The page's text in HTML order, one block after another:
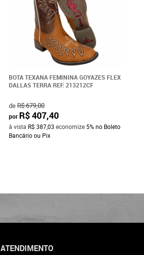
BOTA TEXANA FEMININA GOYAZES FLEX
DALLAS TERRA REF: 213212CF
deR$ 679,00
por R$ 407,40
à vista R$ 387,03 economize 5% no Boleto
Bancário ou Pix
ATENDIMENTO